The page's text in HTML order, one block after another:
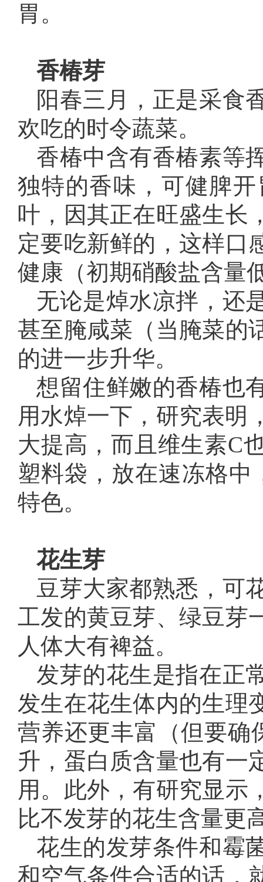
胃。
香椿芽
阳春三月，正是采食
欢吃的时令蔬菜。
香椿中含有香椿素等
独特的香味，可健脾
叶，因其正在旺盛生长
定要吃新鲜的，这样口
健康（初期硝酸盐含量
无论是焯水凉拌，还
甚至腌咸菜（当腌菜的
的进一步升华。
想留住鲜嫩的香椿也
用水焯一下，研究表明
大提高，而且维生素C
塑料袋，放在速冻格
特色。
花生芽
豆芽大家都熟悉，可
工发的黄豆芽、绿豆芽
人体大有裨益。
发芽的花生是指在正
发生在花生体内的生理
营养还更丰富（但要确
升，蛋白质含量也有一
用。此外，有研究显示
比不发芽的花生含量更
花生的发芽条件和霉
和空气条件合适的话，